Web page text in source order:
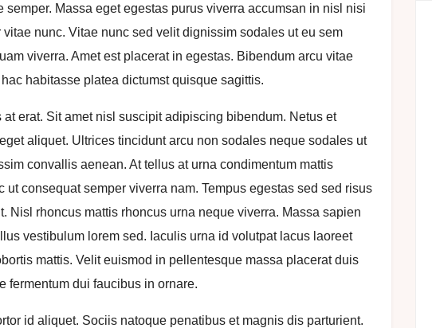
Massa eget egestas purus viverra accumsan in nisl nisi
nunc. Vitae nunc sed velit dignissim sodales ut eu sem
viverra. Amet est placerat in egestas. Bibendum arcu vitae
habitasse platea dictumst quisque sagittis.
erat. Sit amet nisl suscipit adipiscing bibendum. Netus et
aliquet. Ultrices tincidunt arcu non sodales neque sodales ut
convallis aenean. At tellus at urna condimentum mattis
consequat semper viverra nam. Tempus egestas sed sed risus
Nisl rhoncus mattis rhoncus urna neque viverra. Massa sapien
vestibulum lorem sed. Iaculis urna id volutpat lacus laoreet
mattis. Velit euismod in pellentesque massa placerat duis
fermentum dui faucibus in ornare.
id aliquet. Sociis natoque penatibus et magnis dis parturient.